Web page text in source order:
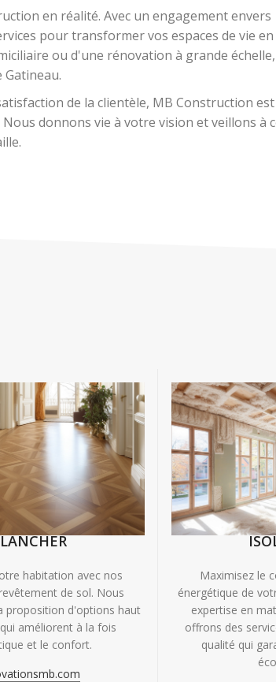
en réalité. Avec un engagement envers
pour transformer vos espaces de vie en
ou d'une rénovation à grande échelle,
de la clientèle, MB Construction est
donnons vie à votre vision et veillons à
habitation avec nos
de sol. Nous
proposition d'options haut
améliorent à la fois
et le confort.
Maximisez le
énergétique de
expertise en
offrons des
qualité qui